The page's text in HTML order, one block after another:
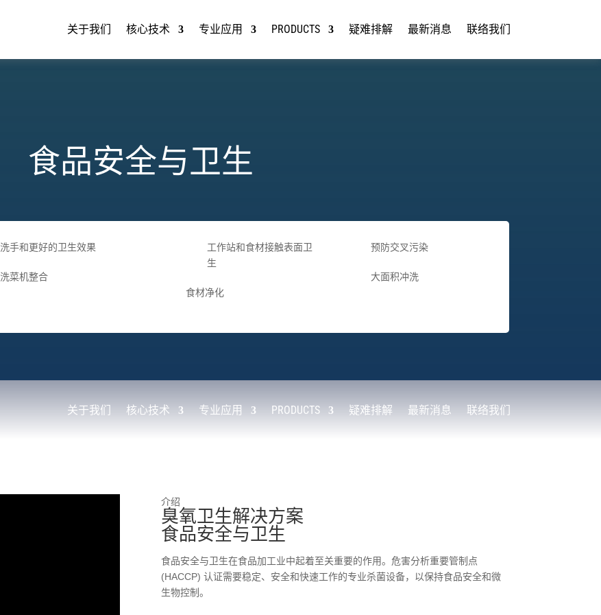
关于我们 核心技术 专业应用 PRODUCTS 疑难排解 最新消息 联络我们
食品安全与卫生
洗手和更好的卫生效果
洗菜机整合
工作站和食材接触表面卫
生
食材净化
预防交叉污染
大面积冲洗
关于我们 核心技术 专业应用 PRODUCTS 疑难排解 最新消息 联络我们
介绍
臭氧卫生解决方案
食品安全与卫生
食品安全与卫生在食品加工业中起着至关重要的作用。危害分析重要管制点
(HACCP) 认证需要稳定、安全和快速工作的专业杀菌设备，以保持食品安全和微
生物控制。